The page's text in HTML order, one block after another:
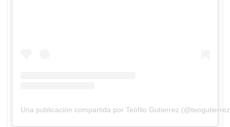
Una publicación compartida por Teófilo Gutierrez